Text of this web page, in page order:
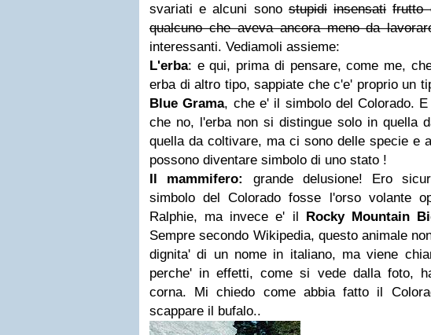
svariati e alcuni sonostupidi insensati frutto
qualcuno che aveva ancora meno da
interessanti. Vediamoli assieme:
L'erba: e qui, prima di pensare, come me,
erba di altro tipo, sappiate che c'e' proprio un
Blue Grama, che e' il simbolo del Colorado.
che no, l'erba non si distingue solo in quella
quella da coltivare, ma ci sono delle specie e
possono diventare simbolo di uno stato !
Il mammifero:
grande delusione! Ero
simbolo del Colorado fosse l'orso volante
Ralphie, ma invece e' il Rocky Mountain
Sempre secondo Wikipedia, questo animale
dignita' di un nome in italiano, ma viene
perche' in effetti, come si vede dalla foto,
corna. Mi chiedo come abbia fatto il
scappare il bufalo..